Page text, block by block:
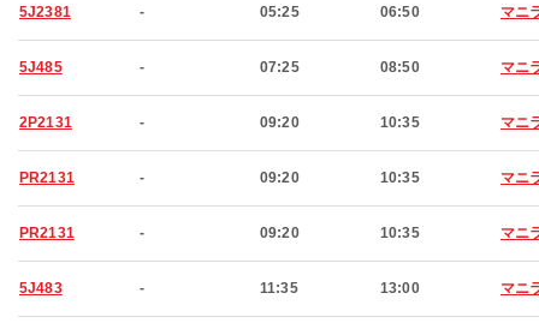
5J2381 - 05:25 06:50 マニ
5J485 - 07:25 08:50 マニ
2P2131 - 09:20 10:35 マニ
PR2131 - 09:20 10:35 マニ
PR2131 - 09:20 10:35 マニ
5J483 - 11:35 13:00 マニ